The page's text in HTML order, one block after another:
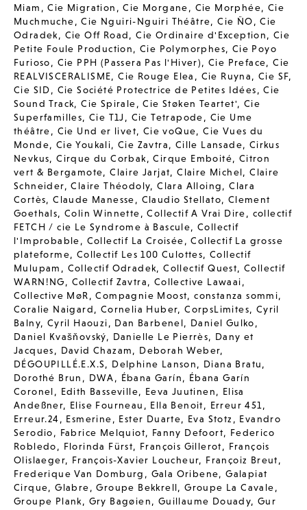
Miam ,Cie Migration ,Cie Morgane, Cie Morphée, Cie
Muchmuche,Cie Nguiri-Nguiri Théâtre,Cie ÑO,Cie
Odradek, Cie Off Road,Cie Ordinaire d'Exception,Cie
Petite Foule Production,Cie Polymorphes, Cie Poyo
Furioso, Cie PPH (Passera Pas l'Hiver),Cie Preface,Cie
REALVISCERALISME,Cie Rouge Elea , Cie Ruyna,Cie SF,
Cie SID, Cie Société Protectrice de Petites Idées,Cie
Sound Track,Cie Spirale,Cie Støken Teartet', Cie
Superfamilles,Cie T1J , Cie Tetrapode, Cie Ume
théâtre, Cie Und er livet, Cie voQue,Cie Vues du
Monde, Cie Youkali,Cie Zavtra, Cille Lansade, Cirkus
Nevkus,Cirque du Corbak,Cirque Emboité, Citron
vert & Bergamote,Claire Jarjat,Claire Michel,Claire
Schneider,Claire Théodoly,Clara Alloing,Clara
Cortès,Claude Manesse, Claudio Stellato, Clement
Goethals,Colin Winnette,Collectif A Vrai Dire, collectif
FETCH / cie Le Syndrome à Bascule,Collectif
l'Improbable, Collectif La Croisée,Collectif La grosse
plateforme, Collectif Les 100 Culottes,Collectif
Mulupam , Collectif Odradek,Collectif Quest,Collectif
WARN!NG, Collectif Zavtra, Collective Lawaai,
Collective MøR,Compagnie Moost,constanza sommi,
Coralie Naigard, Cornelia Huber,CorpsLimites, Cyril
Balny, Cyril Haouzi, Dan Barbenel, Daniel Gulko,
Daniel Kvašňovský, Danielle Le Pierrès, Dany et
Jacques, David Chazam, Deborah Weber,
DÉGOUPILLÉ.E.X.S, Delphine Lanson, Diana Bratu,
Dorothé Brun , DWA, Ébana Garín, Ébana Garín
Coronel, Edith Basseville, Eeva Juutinen, Elisa
Andeßner, Elise Fourneau , Ella Benoit, Erreur 451,
Erreur.24, Esmerine, Ester Duarte, Eva Stotz , Evandro
Serodio, Fabrice Melquiot, Fanny Defoort, Federico
Robledo, Florinda Fürst, François Gillerot, François
Olislaeger, François-Xavier Loucheur, Françoiz Breut,
Frederique Van Domburg , Gala Oribene,Galapiat
Cirque,Glabre,Groupe Bekkrell,Groupe La Cavale,
Groupe Plank, Gry Bagøien, Guillaume Douady,Gur